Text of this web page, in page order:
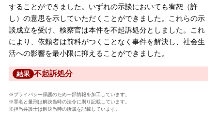
することができました。いずれの示談においても宥恕（許
し）の意思を示していただくことができました。これらの示
談成立を受け、検察官は本件を不起訴処分としました。これ
により、依頼者は前科がつくことなく事件を解決し、社会生
活への影響を最小限に抑えることができました。
結果 不起訴処分
※プライバシー保護のため一部情報を加工しています。
※罪名と量刑は解決当時の法令に則り記載しています。
※担当弁護士は解決当時の所属を記載しています。